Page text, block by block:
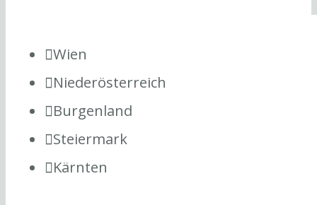
Wien
Niederösterreich
Burgenland
Steiermark
Kärnten